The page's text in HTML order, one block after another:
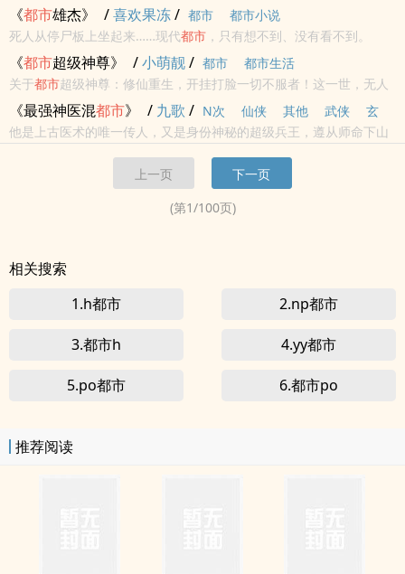
来，他逐渐发现身边的一切变了。他不再是被称之为武痴的弃少，而
是成为一个真正的武者……混迹都市 ，无往不利！
《都市雄杰》 /喜欢果冻/ 都市
都市小说
死人从停尸板上坐起来……现代都市 ，只有想不到、没有看不到。
<br>本站提示：各位书友要是觉得《都市
雄杰》还不错的话请不要忘
记向您QQ群和微博里的朋友推荐哦！
《都市超级神尊》 /小萌靓/ 都市
都市生活
关于都市超级神尊：修仙重生，开挂打脸一切不服者！这一世，无人
能及！新书《都市之妖孽公子》，已开始更新。
《最强神医混都市》 / 九歌 / N次 仙侠 其他 武侠
玄
幻
都市 都市小说 高辣 都市生活
他是上古医术的唯一传人，又是身份神秘的超级兵王，遵从师命下山
来履行从小订下的婚约，却被看自己不顺眼的美女总裁老婆给安排到
了社区医院做个实习医生。
上一页
下一页
(第1/100页)
相关搜索
1.h都市
2.np都市
3.都市h 4.yy都市
5.po都市 6.都市po
推荐阅读